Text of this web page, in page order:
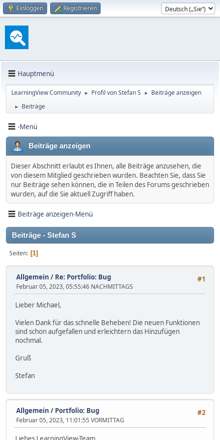
Einloggen Registrieren
Hauptmenü
LearningView Community ► Profil von Stefan S ► Beiträge anzeigen
► Beiträge
-Menü
Beiträge anzeigen
Dieser Abschnitt erlaubt es Ihnen, alle Beiträge anzusehen, die
von diesem Mitglied geschrieben wurden. Beachten Sie, dass Sie
nur Beiträge sehen können, die in Teilen des Forums geschrieben
wurden, auf die Sie aktuell Zugriff haben.
Beiträge anzeigen-Menü
Beiträge - Stefan S
Seiten 1
#1
Allgemein / Re: Portfolio: Bug
Februar 05, 2023, 05:55:46 NACHMITTAGS
Lieber Michael,
Vielen Dank für das schnelle Beheben! Die neuen Funktionen
sind schon aufgefallen und erleichtern das Hinzufügen
nochmal.
Gruß
Stefan
#2
Allgemein / Portfolio: Bug
Februar 05, 2023, 11:01:55 VORMITTAG